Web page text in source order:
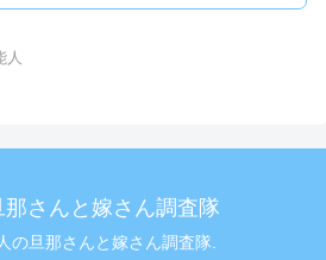
人
さんと嫁さん調査隊
の旦那さんと嫁さん調査隊.